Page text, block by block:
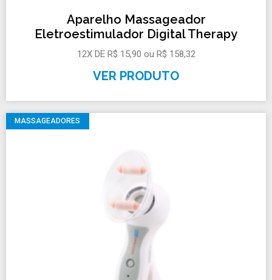
Aparelho Massageador
Eletroestimulador Digital Therapy
12X DE R$ 15,90 ou R$ 158,32
VER PRODUTO
MASSAGEADORES